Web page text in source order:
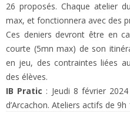
26 proposés. Chaque atelier
max, et fonctionnera avec des
Ces deniers devront être en
courte (5mn max) de son
en jeu, des contraintes liées
des élèves.
IB Pratic : Jeudi 8 février
d’Arcachon. Ateliers actifs de 9h